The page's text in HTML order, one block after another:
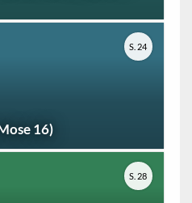
16)
S. 24
S. 28